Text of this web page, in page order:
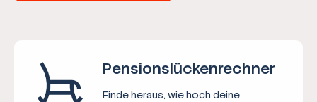
Pensions­lücken­rechner
Finde heraus, wie hoch deine